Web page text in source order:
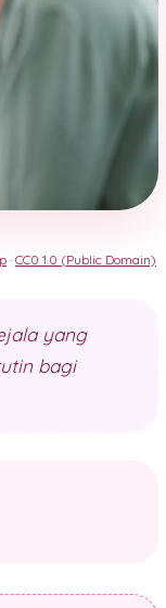
· CC0 1.0 (Public Domain)
yang
bagi